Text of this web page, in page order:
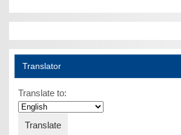
Translator
Translate to: